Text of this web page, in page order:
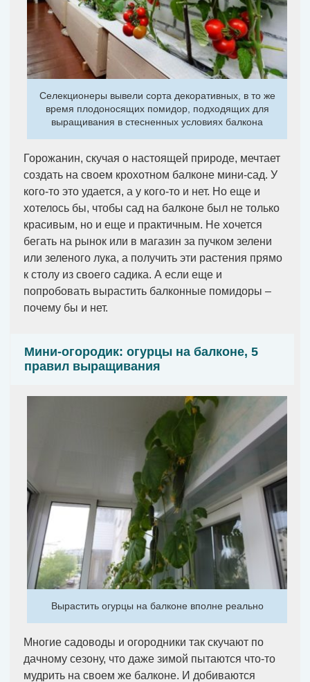
Селекционеры вывели сорта декоративных, в то же
время плодоносящих помидор, подходящих для
выращивания в стесненных условиях балкона
Горожанин, скучая о настоящей природе, мечтает
создать на своем крохотном балконе мини-сад. У
кого-то это удается, а у кого-то и нет. Но еще и
хотелось бы, чтобы сад на балконе был не только
красивым, но и еще и практичным. Не хочется
бегать на рынок или в магазин за пучком зелени
или зеленого лука, а получить эти растения прямо
к столу из своего садика. А если еще и
попробовать вырастить балконные помидоры –
почему бы и нет.
Мини-огородик: огурцы на балконе, 5
правил выращивания
Вырастить огурцы на балконе вполне реально
Многие садоводы и огородники так скучают по
дачному сезону, что даже зимой пытаются что-то
мудрить на своем же балконе. И добиваются